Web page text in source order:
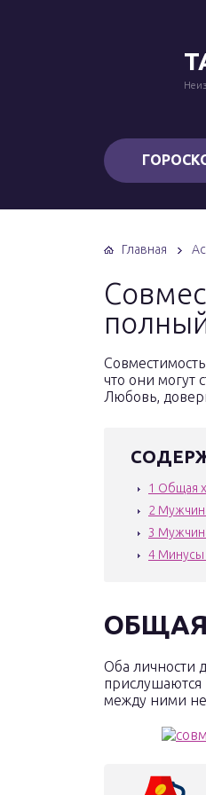
Главная
что они могут
Любовь,
1 Общая
2
3
4 Минусы
ОБЩАЯ
Оба личности
прислушаются
между ними